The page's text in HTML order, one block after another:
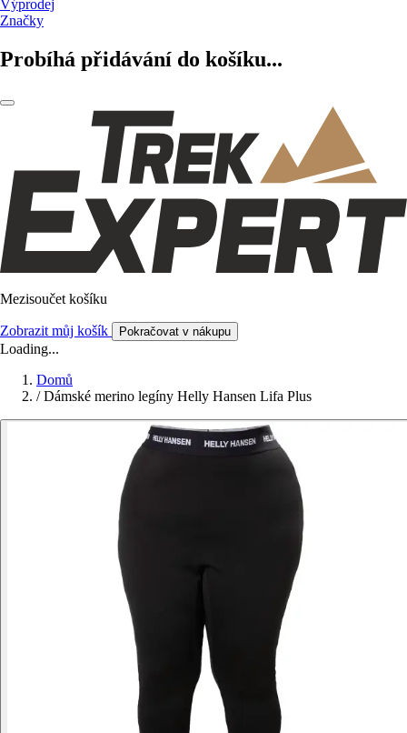
Výprodej
Značky
Probíhá přidávání do košíku...
Mezisoučet košíku
Zobrazit můj košík Pokračovat v nákupu
Loading...
Domů
/ Dámské merino legíny Helly Hansen Lifa Plus